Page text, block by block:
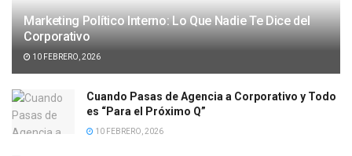
Marketing Político Interno: Lo Que Nadie Te Dice del
Corporativo
10 FEBRERO, 2026
Cuando Pasas de Agencia a Corporativo y Todo
es “Para el Próximo Q”
10 FEBRERO, 2026